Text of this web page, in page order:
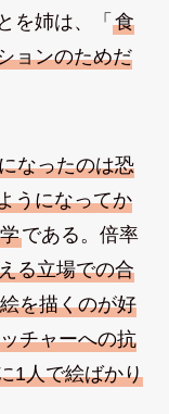
を姉は、「 食
ョンのためだ
なったのは恐
うになってか
である。倍率
る立場での合
絵を描くのが好
チャーへの抗
1人で絵ばかり